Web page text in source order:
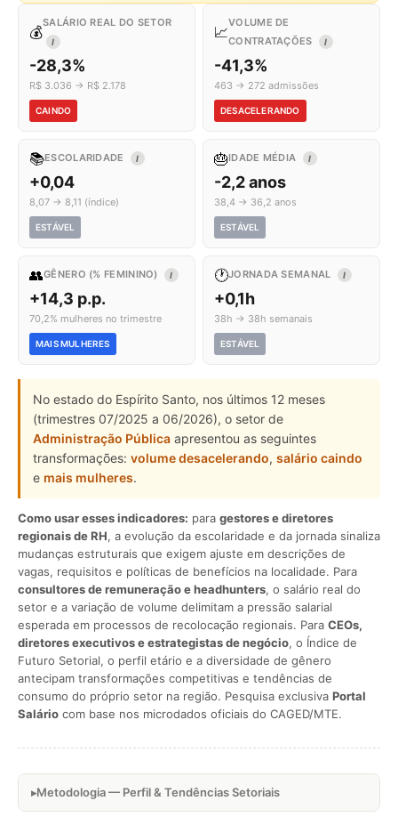
💰
SALÁRIO REAL DO SETOR
I
-28,3%
R$ 3.036 → R$ 2.178
CAINDO
📈
VOLUME DE
CONTRATAÇÕES
I
-41,3%
463 → 272 admissões
DESACELERANDO
📚ESCOLARIDADE I
+0,04
8,07 → 8,11 (índice)
ESTÁVEL
🎂IDADE MÉDIA I
-2,2 anos
38,4 → 36,2 anos
ESTÁVEL
👥GÊNERO (% FEMININO) I
+14,3 p.p.
70,2% mulheres no trimestre
MAIS MULHERES
🕐JORNADA SEMANAL I
+0,1h
38h → 38h semanais
ESTÁVEL
No estado do Espírito Santo, nos últimos 12 meses
(trimestres 07/2025 a 06/2026), o setor de
Administração Pública apresentou as seguintes
transformações: volume desacelerando, salário caindo
e mais mulheres.
Como usar esses indicadores: para gestores e diretores
regionais de RH, a evolução da escolaridade e da jornada sinaliza
mudanças estruturais que exigem ajuste em descrições de
vagas, requisitos e políticas de benefícios na localidade. Para
consultores de remuneração e headhunters, o salário real do
setor e a variação de volume delimitam a pressão salarial
esperada em processos de recolocação regionais. Para CEOs,
diretores executivos e estrategistas de negócio, o Índice de
Futuro Setorial, o perfil etário e a diversidade de gênero
antecipam transformações competitivas e tendências de
consumo do próprio setor na região. Pesquisa exclusiva Portal
Salário com base nos microdados oficiais do CAGED/MTE.
Metodologia — Perfil & Tendências Setoriais